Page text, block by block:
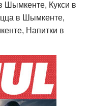
Кукси в
в Шымкенте,
Напитки в